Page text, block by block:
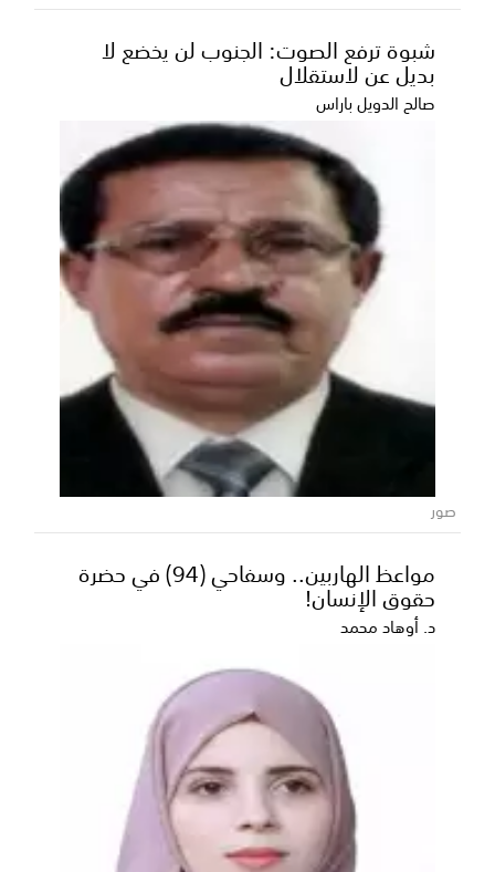
شبوة ترفع الصوت: الجنوب لن يخضع لا
بديل عن لاستقلال
صالح الدويل باراس
صور
مواعظ الهاربين.. وسفاحي (94) في حضرة
حقوق الإنسان!
د. أوهاد محمد